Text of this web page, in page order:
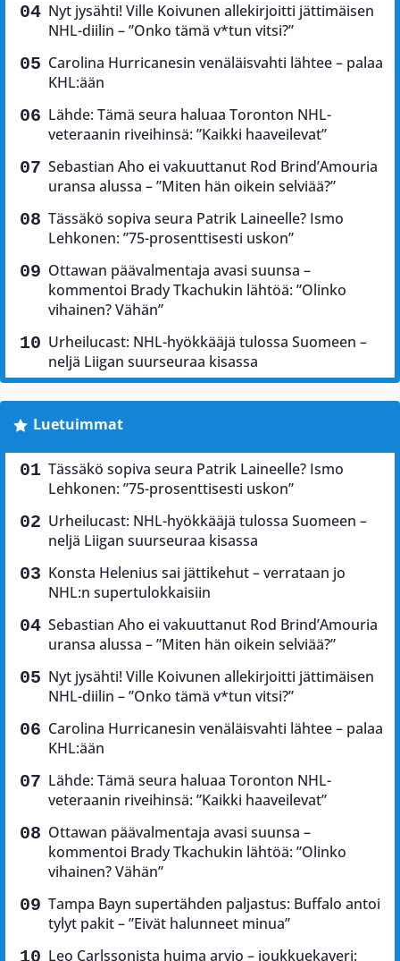
Nyt jysähti! Ville Koivunen allekirjoitti jättimäisen
NHL-diilin – ”Onko tämä v*tun vitsi?”
Carolina Hurricanesin venäläisvahti lähtee – palaa
KHL:ään
Lähde: Tämä seura haluaa Toronton NHL-
veteraanin riveihinsä: ”Kaikki haaveilevat”
Sebastian Aho ei vakuuttanut Rod Brind’Amouria
uransa alussa – ”Miten hän oikein selviää?”
Tässäkö sopiva seura Patrik Laineelle? Ismo
Lehkonen: ”75-prosenttisesti uskon”
Ottawan päävalmentaja avasi suunsa –
kommentoi Brady Tkachukin lähtöä: ”Olinko
vihainen? Vähän”
Urheilucast: NHL-hyökkääjä tulossa Suomeen –
neljä Liigan suurseuraa kisassa
Luetuimmat
Tässäkö sopiva seura Patrik Laineelle? Ismo
Lehkonen: ”75-prosenttisesti uskon”
Urheilucast: NHL-hyökkääjä tulossa Suomeen –
neljä Liigan suurseuraa kisassa
Konsta Helenius sai jättikehut – verrataan jo
NHL:n supertulokkaisiin
Sebastian Aho ei vakuuttanut Rod Brind’Amouria
uransa alussa – ”Miten hän oikein selviää?”
Nyt jysähti! Ville Koivunen allekirjoitti jättimäisen
NHL-diilin – ”Onko tämä v*tun vitsi?”
Carolina Hurricanesin venäläisvahti lähtee – palaa
KHL:ään
Lähde: Tämä seura haluaa Toronton NHL-
veteraanin riveihinsä: ”Kaikki haaveilevat”
Ottawan päävalmentaja avasi suunsa –
kommentoi Brady Tkachukin lähtöä: ”Olinko
vihainen? Vähän”
Tampa Bayn supertähden paljastus: Buffalo antoi
tylyt pakit – ”Eivät halunneet minua”
Leo Carlssonista huima arvio – joukkuekaveri: